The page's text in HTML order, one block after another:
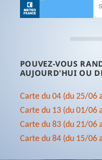
POUVEZ-VOUS
AUJOURD'HUI OU
Carte du 04 (du 25/06
Carte du 13 (du 01/06
Carte du 83 (du 21/06
Carte du 84 (du 15/06